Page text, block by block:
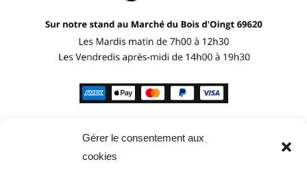
Gérer le consentement aux
cookies